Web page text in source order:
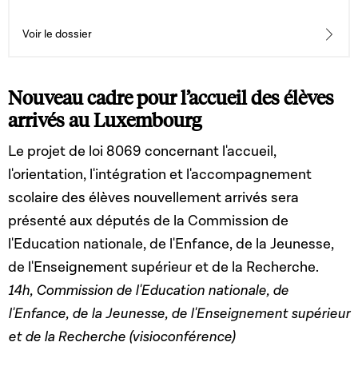
Voir le dossier
Nouveau cadre pour l’accueil des élèves
arrivés au Luxembourg
Le projet de loi 8069 concernant l'accueil,
l'orientation, l'intégration et l'accompagnement
scolaire des élèves nouvellement arrivés sera
présenté aux députés de la Commission de
l'Education nationale, de l'Enfance, de la Jeunesse,
de l'Enseignement supérieur et de la Recherche.
14h, Commission de l'Education nationale, de
l'Enfance, de la Jeunesse, de l'Enseignement supérieur
et de la Recherche (visioconférence)